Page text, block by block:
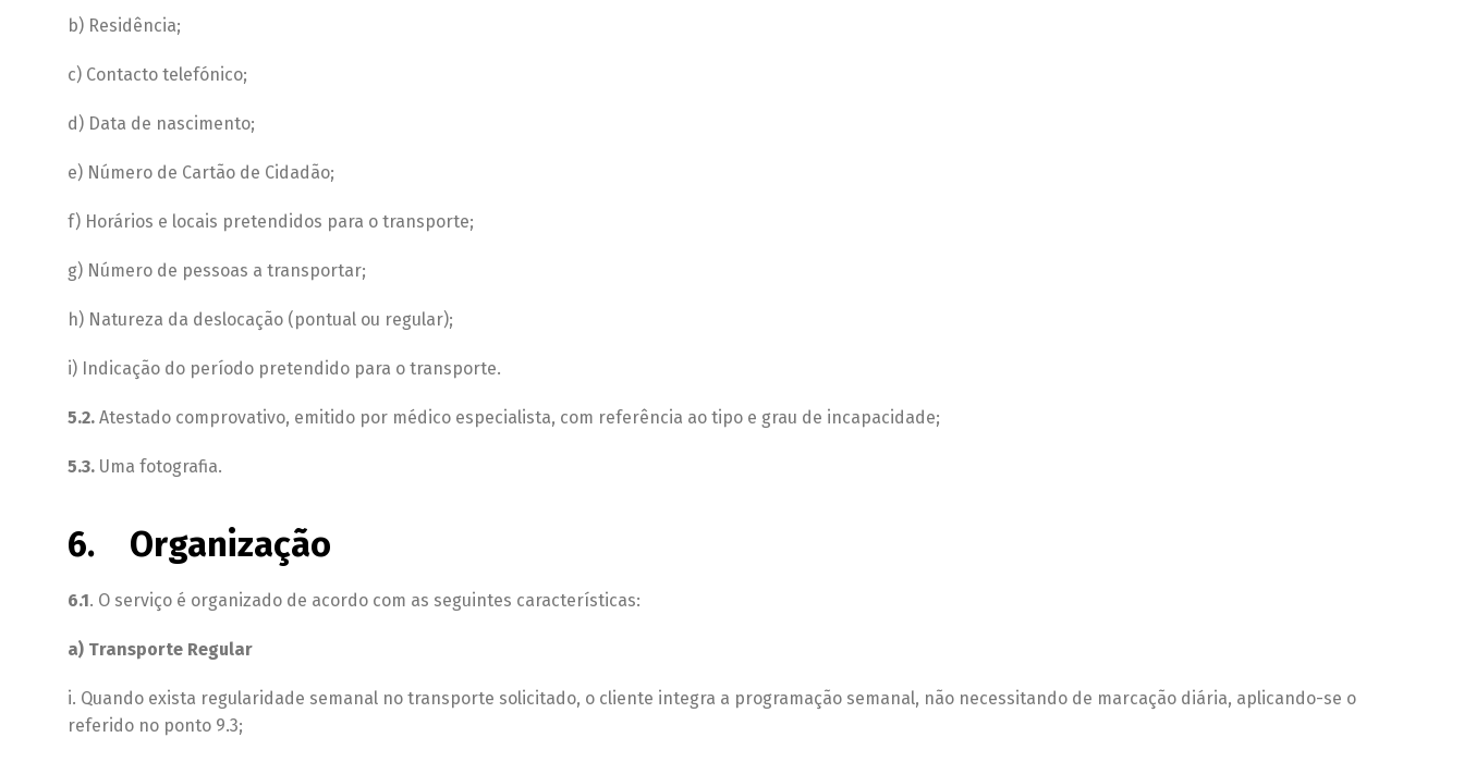
b) Residência;
c) Contacto telefónico;
d) Data de nascimento;
e) Número de Cartão de Cidadão;
f) Horários e locais pretendidos para o transporte;
g) Número de pessoas a transportar;
h) Natureza da deslocação (pontual ou regular);
i) Indicação do período pretendido para o transporte.
5.2. Atestado comprovativo, emitido por médico especialista, com referência ao tipo e grau de incapacidade;
5.3. Uma fotografia.
6. Organização
6.1. O serviço é organizado de acordo com as seguintes características:
a) Transporte Regular
i. Quando exista regularidade semanal no transporte solicitado, o cliente integra a programação semanal, não necessitando de marcação diária, aplicando-se o
referido no ponto 9.3;